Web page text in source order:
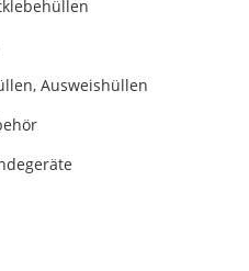
Ausweishüllen